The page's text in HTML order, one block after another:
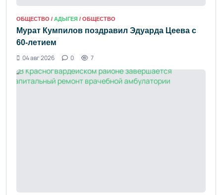
ОБЩЕСТВО / АДЫГЕЯ / ОБЩЕСТВО
Мурат Кумпилов поздравил Эдуарда Цеева с
60-летием
04 авг 2026
0 7